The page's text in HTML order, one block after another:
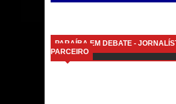
PARAÍBA EM DEBATE -
PARCEIRO